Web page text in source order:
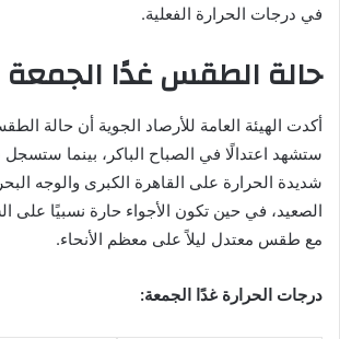
في درجات الحرارة الفعلية.
حالة الطقس غدًا الجمعة
أكدت الهيئة العامة للأرصاد الجوية أن حالة
ستشهد اعتدالًا في الصباح الباكر، بينما ستسجل
شديدة الحرارة على القاهرة الكبرى والوجه
الصعيد، في حين تكون الأجواء حارة نسبيًا على
مع طقس معتدل ليلاً على معظم الأنحاء.
درجات الحرارة غدًا الجمعة: